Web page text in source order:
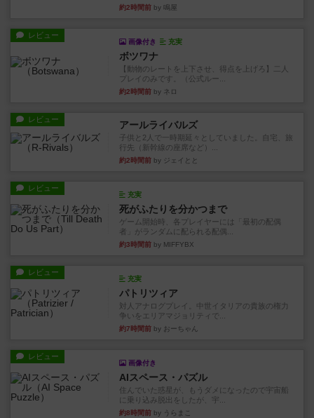
約2時間前 by 鳴屋
レビュー
画像付き 充実
ボツワナ
【動物のレートを上下させ、得点を上げろ】二人
プレイのみです。（公式ルー...
約2時間前 by ネロ
レビュー アールライバルズ
子供と2人で一時期延々としていました。自宅、旅
行先（新幹線の座席など）...
約2時間前 by ジェイとと
レビュー
充実
死がふたりを分かつまで
ゲーム開始時、各プレイヤーには「最初の配偶
者」がランダムに配られる配偶...
約3時間前 by MIFFYBX
レビュー
充実
パトリツィア
対人アナログプレイ。中世イタリアの貴族の権力
争いをエリアマジョリティで...
約7時間前 by おーちゃん
レビュー
画像付き
AIスペース・パズル
住んでいた惑星が、もうダメになったので宇宙船
に乗り込み脱出をしたが、宇...
約8時間前 by うらまこ